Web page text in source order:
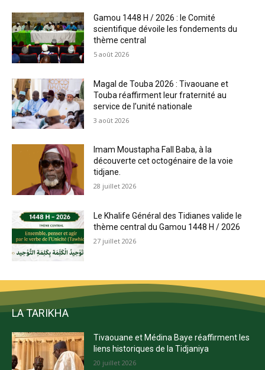
Gamou 1448 H / 2026 : le Comité
scientifique dévoile les fondements du
thème central
5 août 2026
Magal de Touba 2026 : Tivaouane et
Touba réaffirment leur fraternité au
service de l’unité nationale
3 août 2026
Imam Moustapha Fall Baba, à la
découverte cet octogénaire de la voie
tidjane.
28 juillet 2026
Le Khalife Général des Tidianes valide le
thème central du Gamou 1448 H / 2026
27 juillet 2026
LA TARIKHA
Tivaouane et Médina Baye réaffirment les
liens historiques de la Tidjaniya
20 juillet 2026